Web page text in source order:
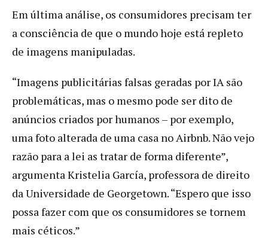
Em última análise, os consumidores precisam ter
a consciência de que o mundo hoje está repleto
de imagens manipuladas.
“Imagens publicitárias falsas geradas por IA são
problemáticas, mas o mesmo pode ser dito de
anúncios criados por humanos – por exemplo,
uma foto alterada de uma casa no Airbnb. Não vejo
razão para a lei as tratar de forma diferente”,
argumenta Kristelia García, professora de direito
da Universidade de Georgetown. “Espero que isso
possa fazer com que os consumidores se tornem
mais céticos.”